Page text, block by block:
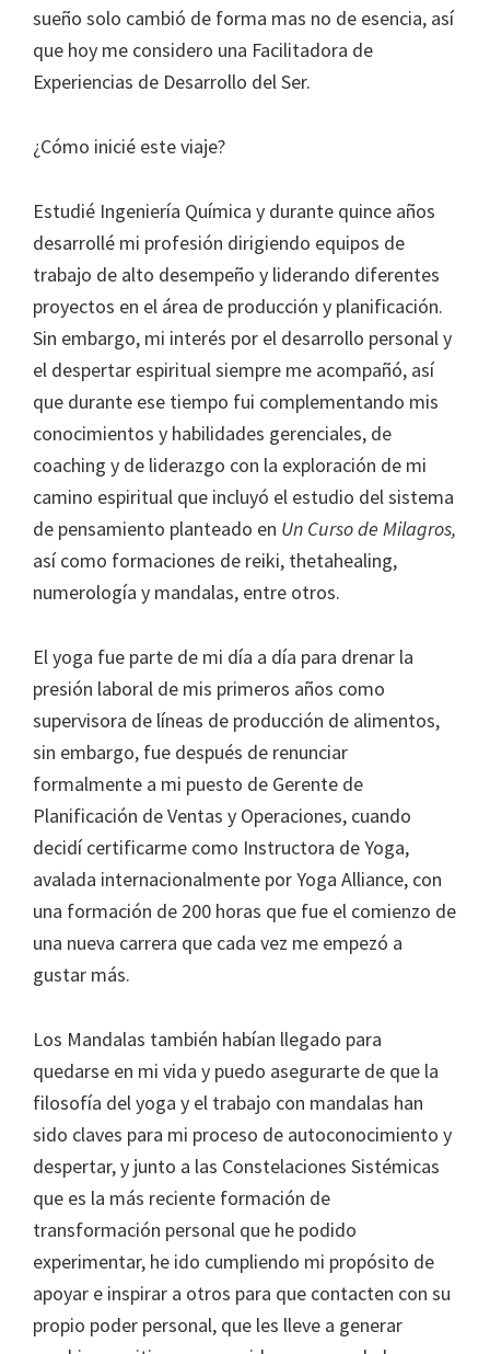
sueño solo cambió de forma mas no de esencia, así
que hoy me considero una Facilitadora de
Experiencias de Desarrollo del Ser.
¿Cómo inicié este viaje?
Estudié Ingeniería Química y durante quince años
desarrollé mi profesión dirigiendo equipos de
trabajo de alto desempeño y liderando diferentes
proyectos en el área de producción y planificación.
Sin embargo, mi interés por el desarrollo personal y
el despertar espiritual siempre me acompañó, así
que durante ese tiempo fui complementando mis
conocimientos y habilidades gerenciales, de
coaching y de liderazgo con la exploración de mi
camino espiritual que incluyó el estudio del sistema
de pensamiento planteado en Un Curso de Milagros,
así como formaciones de reiki, thetahealing,
numerología y mandalas, entre otros.
El yoga fue parte de mi día a día para drenar la
presión laboral de mis primeros años como
supervisora de líneas de producción de alimentos,
sin embargo, fue después de renunciar
formalmente a mi puesto de Gerente de
Planificación de Ventas y Operaciones, cuando
decidí certificarme como Instructora de Yoga,
avalada internacionalmente por Yoga Alliance, con
una formación de 200 horas que fue el comienzo de
una nueva carrera que cada vez me empezó a
gustar más.
Los Mandalas también habían llegado para
quedarse en mi vida y puedo asegurarte de que la
filosofía del yoga y el trabajo con mandalas han
sido claves para mi proceso de autoconocimiento y
despertar, y junto a las Constelaciones Sistémicas
que es la más reciente formación de
transformación personal que he podido
experimentar, he ido cumpliendo mi propósito de
apoyar e inspirar a otros para que contacten con su
propio poder personal, que les lleve a generar